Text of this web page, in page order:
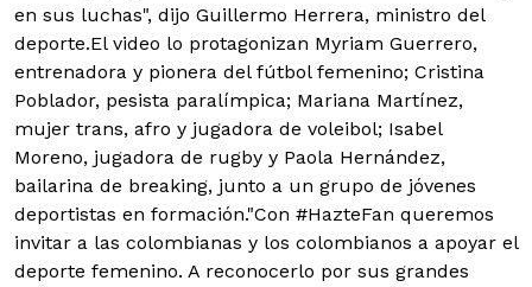
en sus luchas", dijo Guillermo Herrera, ministro del
deporte.El video lo protagonizan Myriam Guerrero,
entrenadora y pionera del fútbol femenino; Cristina
Poblador, pesista paralímpica; Mariana Martínez,
mujer trans, afro y jugadora de voleibol; Isabel
Moreno, jugadora de rugby y Paola Hernández,
bailarina de breaking, junto a un grupo de jóvenes
deportistas en formación."Con #HazteFan queremos
invitar a las colombianas y los colombianos a apoyar el
deporte femenino. A reconocerlo por sus grandes